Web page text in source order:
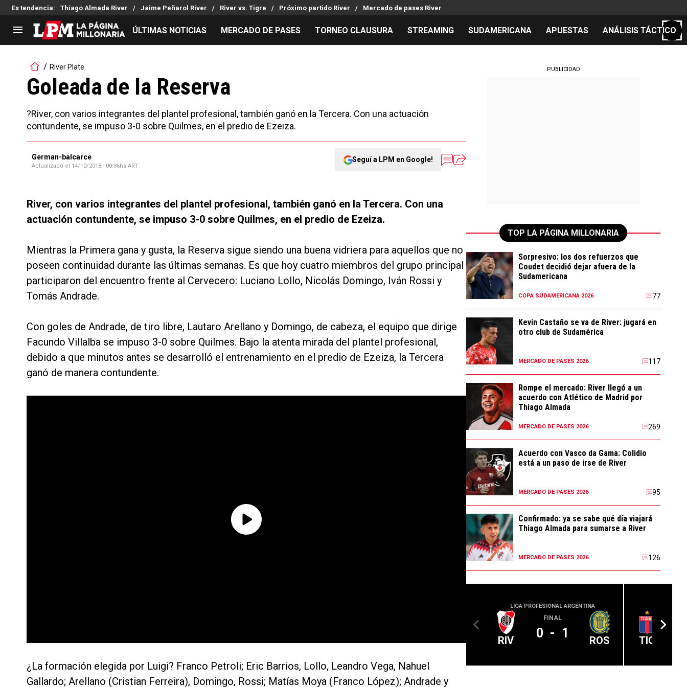
Es tendencia: Thiago Almada River Jaime Peñarol River River vs. Tigre Próximo partido River Mercado de pases River
LIGA PROFESIONAL
Noticias
Tabla de posiciones
Reserva
Copa Sudamericana
Copa Argentina
Análisis tácticos
Chacho Coudet
Ex River
Los goles de River
Pronósticos
ÚLTIMAS NOTICIAS MERCADO DE PASES TORNEO CLAUSURA STREAMING SUDAMERICANA APUESTAS ANÁLISIS TÁCTICO
River Plate
Goleada de la Reserva
?River, con varios integrantes del plantel profesional, también ganó en la Tercera. Con una actuación
contundente, se impuso 3-0 sobre Quilmes, en el predio de Ezeiza.
German-balcarce
Actualizado el 14/10/2018 - 00:36hs ART
Seguí a LPM en Google!
River, con varios integrantes del plantel profesional, también ganó en la Tercera. Con una
actuación contundente, se impuso 3-0 sobre Quilmes, en el predio de Ezeiza.
Mientras la Primera gana y gusta, la Reserva sigue siendo una buena vidriera para aquellos que no
poseen continuidad durante las últimas semanas. Es que hoy cuatro miembros del grupo principal
participaron del encuentro frente al Cervecero: Luciano Lollo, Nicolás Domingo, Iván Rossi y
Tomás Andrade.
Con goles de Andrade, de tiro libre, Lautaro Arellano y Domingo, de cabeza, el equipo que dirige
Facundo Villalba se impuso 3-0 sobre Quilmes. Bajo la atenta mirada del plantel profesional,
debido a que minutos antes se desarrolló el entrenamiento en el predio de Ezeiza, la Tercera
ganó de manera contundente.
¿La formación elegida por Luigi? Franco Petroli; Eric Barrios, Lollo, Leandro Vega, Nahuel
Gallardo; Arellano (Cristian Ferreira), Domingo, Rossi; Matías Moya (Franco López); Andrade y
PUBLICIDAD
TOP LA PÁGINA MILLONARIA
Sorpresivo: los dos refuerzos que
Coudet decidió dejar afuera de la
Sudamericana
COPA SUDAMERICANA 2026 77
Kevin Castaño se va de River: jugará en
otro club de Sudamérica
MERCADO DE PASES 2026 117
Rompe el mercado: River llegó a un
acuerdo con Atlético de Madrid por
Thiago Almada
MERCADO DE PASES 2026 269
Acuerdo con Vasco da Gama: Colidio
está a un paso de irse de River
MERCADO DE PASES 2026 95
Confirmado: ya se sabe qué día viajará
Thiago Almada para sumarse a River
MERCADO DE PASES 2026 126
LIGA PROFESIONAL ARGENTINA
RIV
FINAL
0 - 1 ROS TIG